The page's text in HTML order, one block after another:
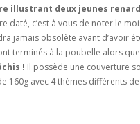
illustrant deux jeunes
daté, c’est à vous de noter le
jamais obsolète avant d’avoir
terminés à la poubelle alors
! Il possède une couverture
160g avec 4 thèmes différents